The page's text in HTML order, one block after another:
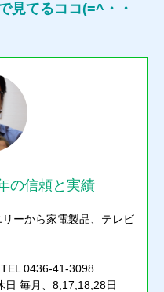
見てるココ(=^・・
の信頼と実績
ーから家電製品、テレビ
0436-41-3098
毎月、8,17,18,28日